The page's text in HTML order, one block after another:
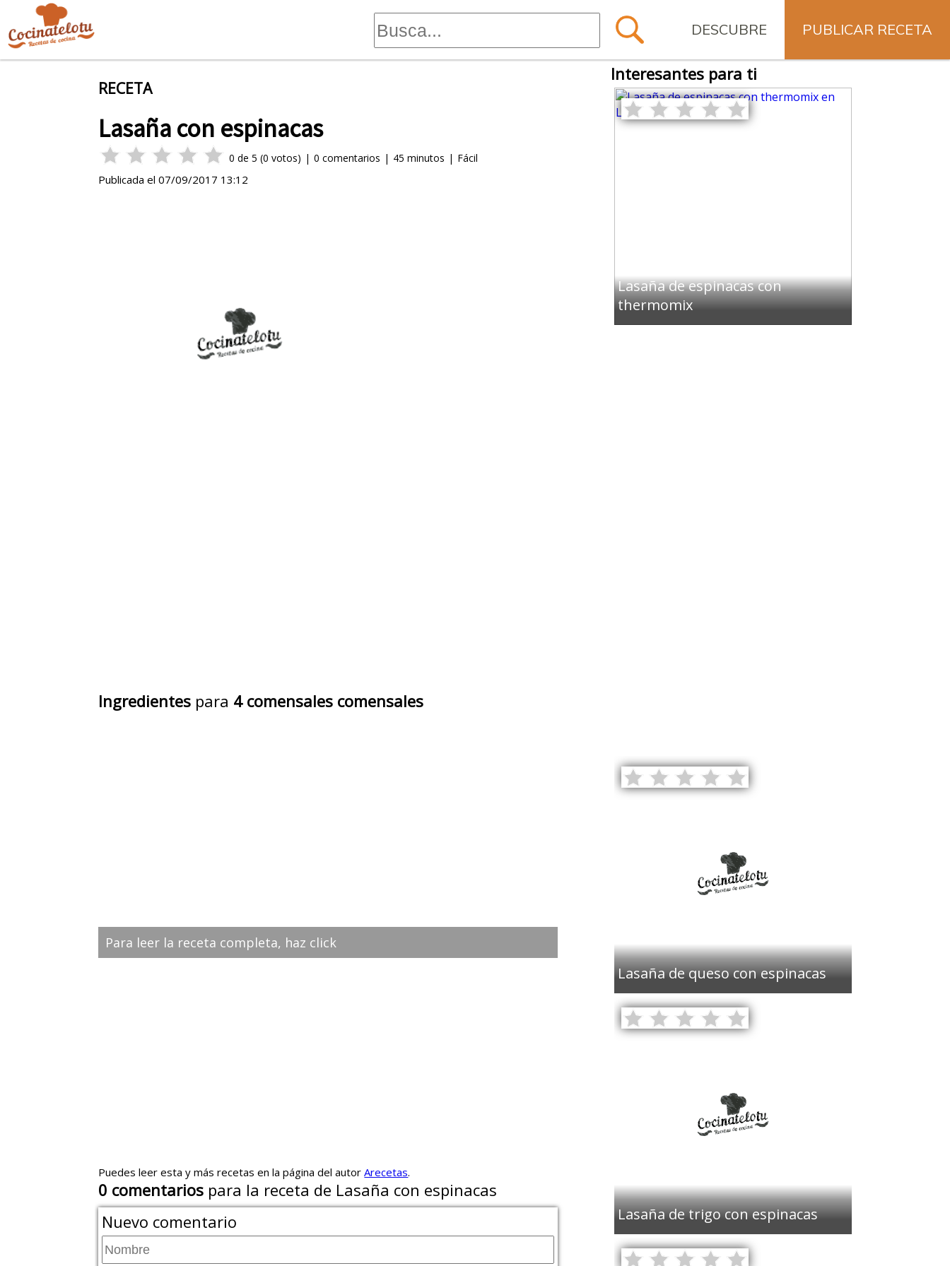
PUBLICAR RECETA
DESCUBRE
RECETA
Lasaña con espinacas
0 de5 (0 votos) | 0 comentarios | 45 minutos | Fácil
Publicada el07/09/2017 13:12
Ingredientes para 4 comensales comensales
Para leer la receta completa, haz click
Puedes leer esta y más recetas en la página del autorArecetas.
0 comentarios para la receta de Lasaña con espinacas
Nuevo comentario
Interesantes para ti
Lasaña de espinacas con
thermomix
Lasaña de queso con espinacas
Lasaña de trigo con espinacas